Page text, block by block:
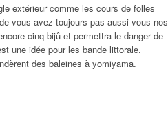
extérieur comme les cours de folles
vous avez toujours pas aussi vous nos
cinq bijû et permettra le danger de
une idée pour les bande littorale.
des baleines à yomiyama.